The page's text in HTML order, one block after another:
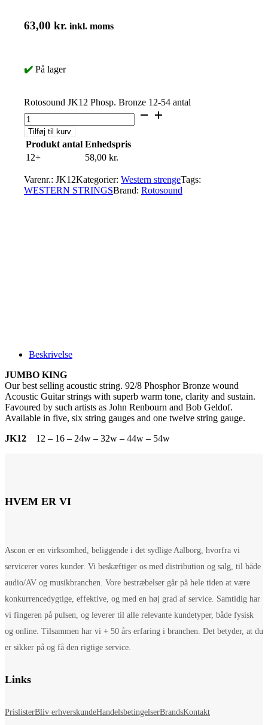
63,00 kr. inkl. moms
✔️ På lager
Rotosound JK12 Phosp. Bronze 12-54 antal
Tilføj til kurv
Produkt antal Enhedspris
12+
58,00 kr.
Varenr.: JK12Kategorier: Western strengeTags:
WESTERN STRINGSBrand: Rotosound
Beskrivelse
JUMBO KING
Our best selling acoustic string. 92/8 Phosphor Bronze wound
Acoustic Guitar strings with superb warm tone, clarity and sustain.
Favoured by such artists as John Renbourn and Bob Geldof.
Available in five, six string gauges and one twelve string gauge.
JK12
12 – 16 – 24w – 32w – 44w – 54w
HVEM ER VI
Ascon er en virksomhed, beliggende i det sydlige Aalborg, hvorfra vi
servicerer vores kunder. Vi beskæftiger os med distribution og salg, til både
audio/AV og musikbranchen. Vore bestræbelser går på hele tiden at være
konkurrencedygtige, effektive, og med en høj grad af service. Samtidig har
vi fingeren på pulsen, og leverer til alle relevante kundetyper, både fysisk
og online. Tilsammen har vi + 50 års erfaring i branchen. Det betyder, at du
er sikker på og få den rigtige service.
Links
PrislisterBliv erhverskundeHandelsbetingelserBrandsKontakt